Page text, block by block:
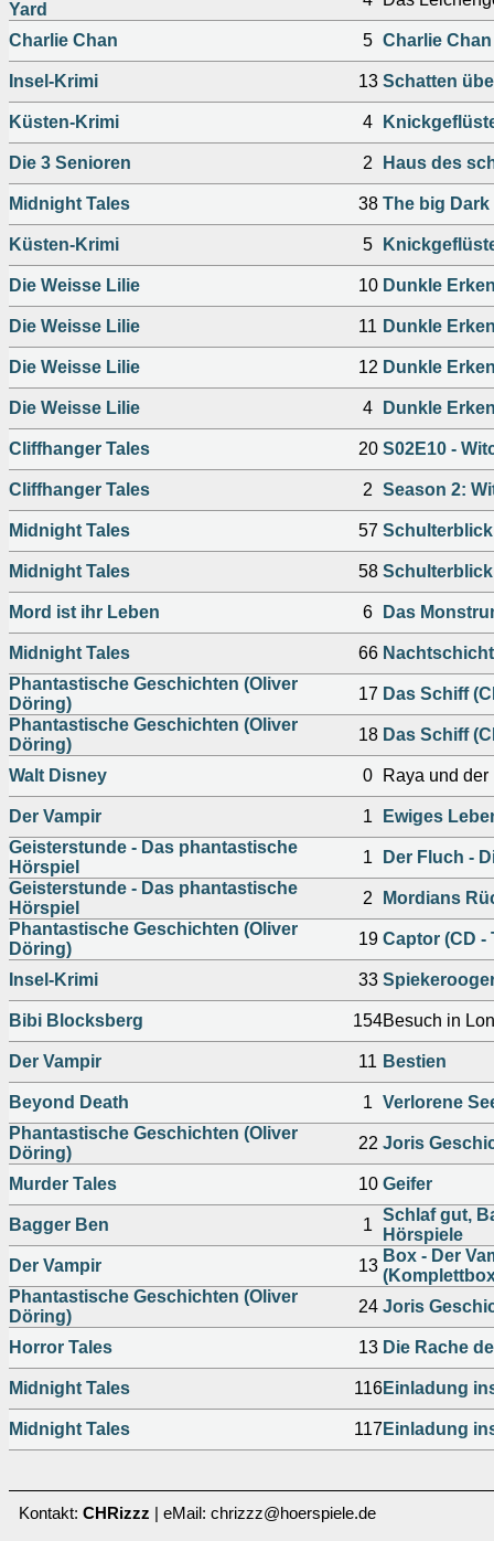
Yard
Charlie Chan 5 Charlie
Insel-Krimi 13 Schatten
Küsten-Krimi 4
Die 3 Senioren 2 Haus des
Midnight Tales 38 The big Dark
Küsten-Krimi 5
Die Weisse Lilie 10 Dunkle
Die Weisse Lilie 11 Dunkle
Die Weisse Lilie 12 Dunkle
Die Weisse Lilie 4 Dunkle
Cliffhanger Tales 20 S02E10 -
Cliffhanger Tales 2 Season 2:
Midnight Tales 57 Schulterblick
Midnight Tales 58 Schulterblick
Mord ist ihr Leben 6 Das
Midnight Tales 66 Nachtschicht
Phantastische Geschichten (Oliver
Döring)
17 Das Schiff
Phantastische Geschichten (Oliver
Döring)
18 Das Schiff
Walt Disney 0 Raya und
Der Vampir 1
Ewiges
Geisterstunde - Das phantastische
Hörspiel
1
Der Fluch -
Geisterstunde - Das phantastische
Hörspiel
2
Mordians
Phantastische Geschichten (Oliver
Döring)
19 Captor (CD -
Insel-Krimi 33
Bibi Blocksberg 154Besuch in
Der Vampir 11 Bestien
Beyond Death 1 Verlorene
Phantastische Geschichten (Oliver
Döring)
22 Joris
Murder Tales 10 Geifer
Bagger Ben 1
Schlaf gut,
Hörspiele
Der Vampir
13
Box - Der
Phantastische Geschichten (Oliver
Döring)
24 Joris
Horror Tales 13 Die Rache
Midnight Tales 116 Einladung
Midnight Tales 117 Einladung
Kontakt: CHRizzz | eMail: chrizzz@hoerspiele.de